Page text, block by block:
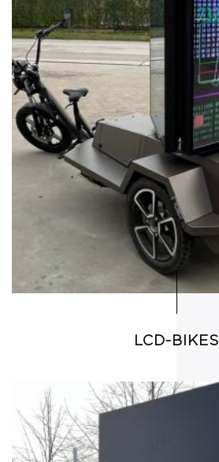
LCD-BIKES